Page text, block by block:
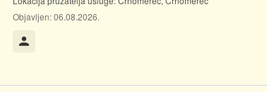
Objavljen:06.08.2026.